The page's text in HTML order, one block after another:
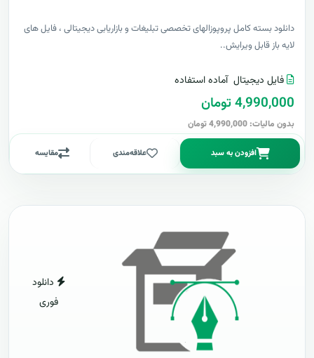
دانلود بسته کامل پروپوزالهای تخصصی تبلیغات و بازاریابی دیجیتالی ، فایل های
لایه باز قابل ویرایش..
فایل دیجیتال آماده استفاده
4,990,000 تومان
بدون مالیات: 4,990,000 تومان
افزودن به سبد علاقه‌مندی مقایسه
دانلود
فوری